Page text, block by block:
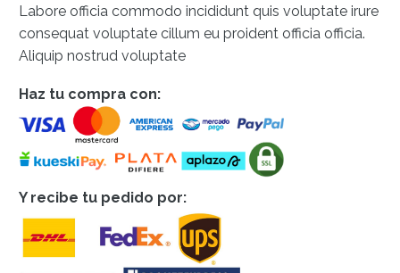
Labore officia commodo incididunt quis voluptate irure
consequat voluptate cillum eu proident officia officia.
Aliquip nostrud voluptate
Haz tu compra con:
Y recibe tu pedido por: